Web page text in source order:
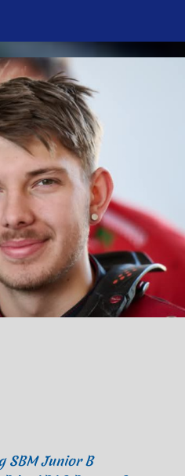
SBM Junior B